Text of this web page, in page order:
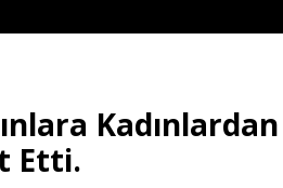
Kadınlardan
Etti.